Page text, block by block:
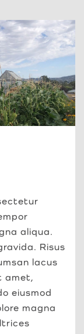
aliqua.
Risus
lacus
amet,
eiusmod
magna